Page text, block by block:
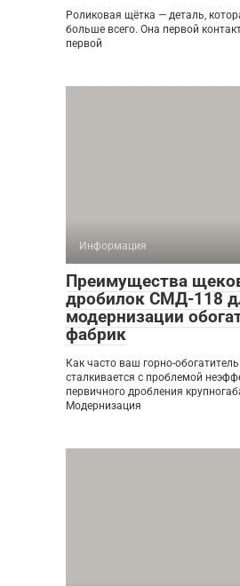
Роликовая щётка — деталь,
больше всего. Она первой
первой
Информация
Преимущества
дробилок СМД-118
модернизации
фабрик
Как часто ваш горно-
сталкивается с проблемой
первичного дробления
Модернизация